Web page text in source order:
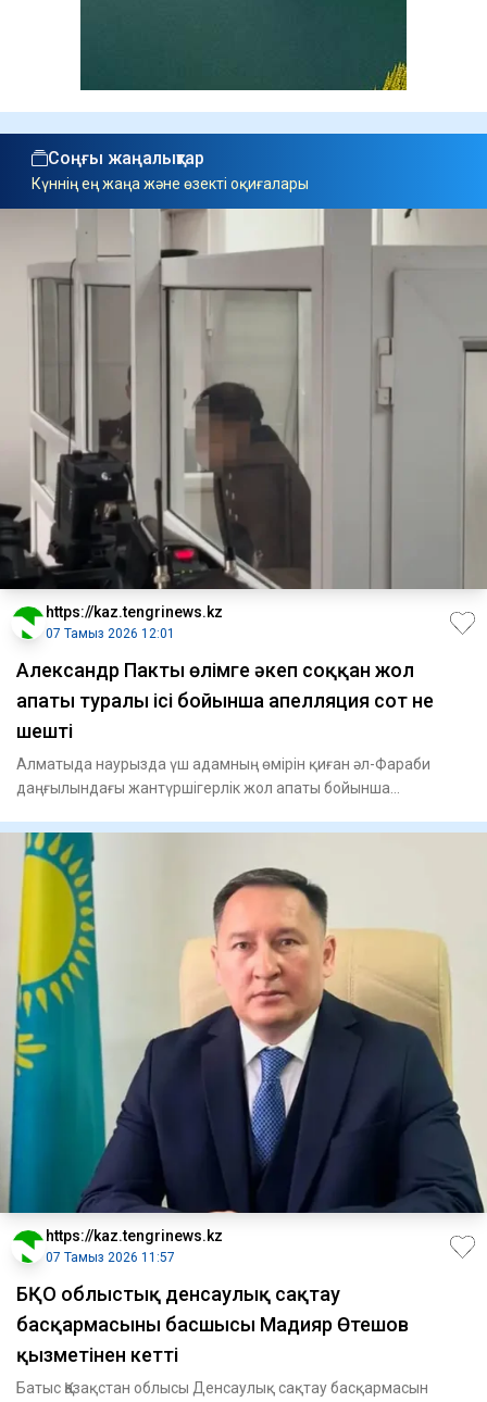
Соңғы жаңалықтар
Күннің ең жаңа және өзекті оқиғалары
https://kaz.tengrinews.kz
07 Тамыз 2026 12:01
Александр Пактың өлімге әкеп соққан жол
апаты туралы ісі бойынша апелляция сот не
шешті
Алматыда наурызда үш адамның өмірін қиған әл-Фараби
даңғылындағы жантүршігерлік жол апаты бойынша
https://kaz.tengrinews.kz
07 Тамыз 2026 11:57
БҚО облыстық денсаулық сақтау
басқармасының басшысы Мадияр Өтешов
қызметінен кетті
Батыс Қазақстан облысы Денсаулық сақтау басқармасын